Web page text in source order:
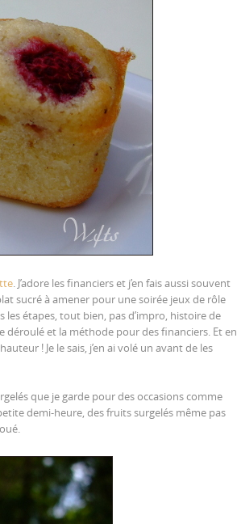
. J’adore les financiers et j’en fais aussi souvent
sucré à amener pour une soirée jeux de rôle
les étapes, tout bien, pas d’impro, histoire de
déroulé et la méthode pour des financiers. Et en
! Je le sais, j’en ai volé un avant de les
que je garde pour des occasions comme
demi-heure, des fruits surgelés même pas